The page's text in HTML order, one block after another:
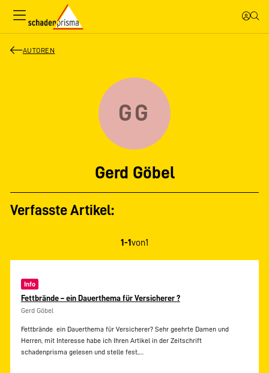
AUTOREN
GG
Gerd Göbel
Verfasste Artikel:
1-1von1
Info
Fettbrände – ein Dauerthema für Versicherer ?
Gerd Göbel
Fettbrände  ein Dauerthema für Versicherer? Sehr geehrte Damen und
Herren, mit Interesse habe ich Ihren Artikel in der Zeitschrift
schadenprisma gelesen und stelle fest,…